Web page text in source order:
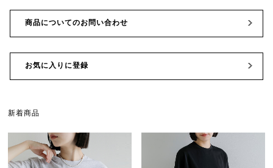
商品についてのお問い合わせ
お気に入りに登録
新着商品